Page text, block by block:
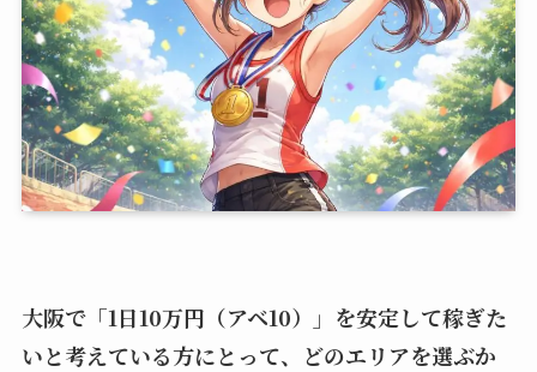
大阪で「1日10万円（アベ10）」を安定して稼ぎた
いと考えている方にとって、どのエリアを選ぶか